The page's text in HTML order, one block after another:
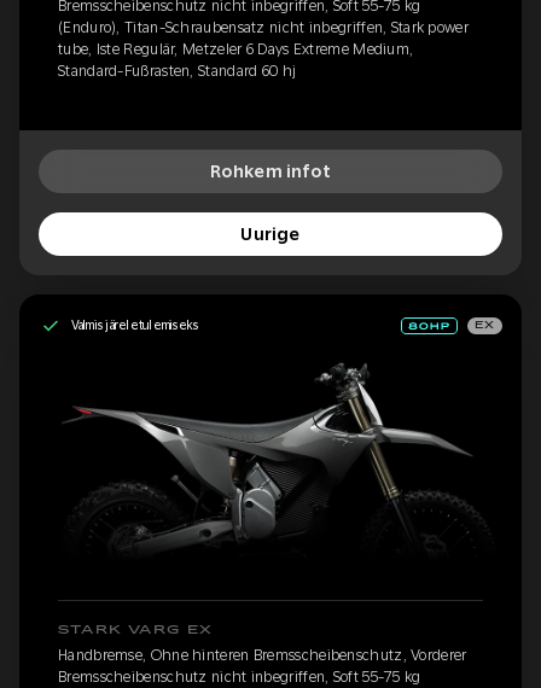
Bremsscheibenschutz nicht inbegriffen, Soft 55-75 kg
(Enduro), Titan-Schraubensatz nicht inbegriffen, Stark power
tube, Iste Regulär, Metzeler 6 Days Extreme Medium,
Standard-Fußrasten, Standard 60 hj
Rohkem infot
Uurige
Valmis järeletulemiseks EX
STARK VARG EX
Handbremse, Ohne hinteren Bremsscheibenschutz, Vorderer
Bremsscheibenschutz nicht inbegriffen, Soft 55-75 kg